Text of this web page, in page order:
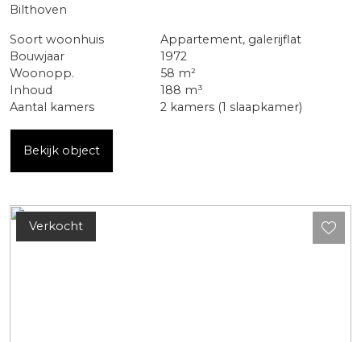
Bilthoven
Soort woonhuis
Appartement, galerijflat
Bouwjaar
1972
Woonopp.
58 m²
Inhoud
188 m³
Aantal kamers
2 kamers (1 slaapkamer)
Bekijk object
Verkocht